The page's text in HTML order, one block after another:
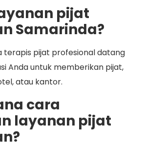
pijat
Samarinda?
terapis pijat profesional datang
Anda untuk memberikan pijat,
atau kantor.
cara
layanan pijat